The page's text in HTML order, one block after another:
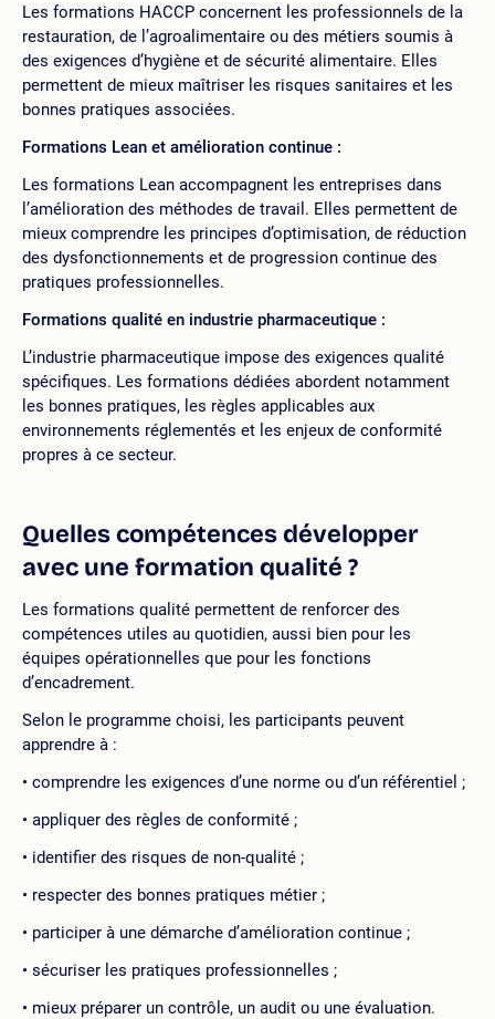
Les formations HACCP concernent les professionnels de la
restauration, de l’agroalimentaire ou des métiers soumis à
des exigences d’hygiène et de sécurité alimentaire. Elles
permettent de mieux maîtriser les risques sanitaires et les
bonnes pratiques associées.
Formations Lean et amélioration continue :
Les formations Lean accompagnent les entreprises dans
l’amélioration des méthodes de travail. Elles permettent de
mieux comprendre les principes d’optimisation, de réduction
des dysfonctionnements et de progression continue des
pratiques professionnelles.
Formations qualité en industrie pharmaceutique :
L’industrie pharmaceutique impose des exigences qualité
spécifiques. Les formations dédiées abordent notamment
les bonnes pratiques, les règles applicables aux
environnements réglementés et les enjeux de conformité
propres à ce secteur.
Quelles compétences développer
avec une formation qualité ?
Les formations qualité permettent de renforcer des
compétences utiles au quotidien, aussi bien pour les
équipes opérationnelles que pour les fonctions
d’encadrement.
Selon le programme choisi, les participants peuvent
apprendre à :
comprendre les exigences d’une norme ou d’un référentiel ;
appliquer des règles de conformité ;
identifier des risques de non-qualité ;
respecter des bonnes pratiques métier ;
participer à une démarche d’amélioration continue ;
sécuriser les pratiques professionnelles ;
mieux préparer un contrôle, un audit ou une évaluation.